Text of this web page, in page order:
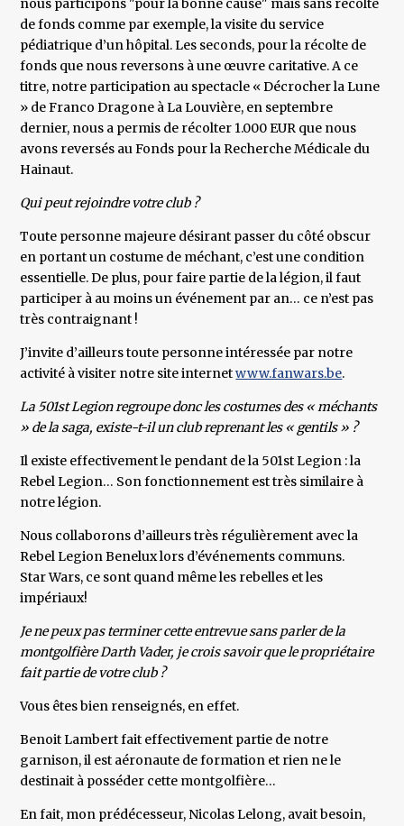
nous participons "pour la bonne cause" mais sans récolte
de fonds comme par exemple, la visite du service
pédiatrique d’un hôpital. Les seconds, pour la récolte de
fonds que nous reversons à une œuvre caritative. A ce
titre, notre participation au spectacle « Décrocher la Lune
» de Franco Dragone à La Louvière, en septembre
dernier, nous a permis de récolter 1.000 EUR que nous
avons reversés au Fonds pour la Recherche Médicale du
Hainaut.
Qui peut rejoindre votre club ?
Toute personne majeure désirant passer du côté obscur
en portant un costume de méchant, c’est une condition
essentielle. De plus, pour faire partie de la légion, il faut
participer à au moins un événement par an… ce n’est pas
très contraignant !
J’invite d’ailleurs toute personne intéressée par notre
activité à visiter notre site internetwww.fanwars.be.
La 501st Legion regroupe donc les costumes des « méchants
» de la saga, existe-t-il un club reprenant les « gentils » ?
Il existe effectivement le pendant de la 501st Legion : la
Rebel Legion… Son fonctionnement est très similaire à
notre légion.
Nous collaborons d’ailleurs très régulièrement avec la
Rebel Legion Benelux lors d’événements communs.
Star Wars, ce sont quand même les rebelles et les
impériaux!
Je ne peux pas terminer cette entrevue sans parler de la
montgolfière Darth Vader, je crois savoir que le propriétaire
fait partie de votre club ?
Vous êtes bien renseignés, en effet.
Benoit Lambert fait effectivement partie de notre
garnison, il est aéronaute de formation et rien ne le
destinait à posséder cette montgolfière…
En fait, mon prédécesseur, Nicolas Lelong, avait besoin,